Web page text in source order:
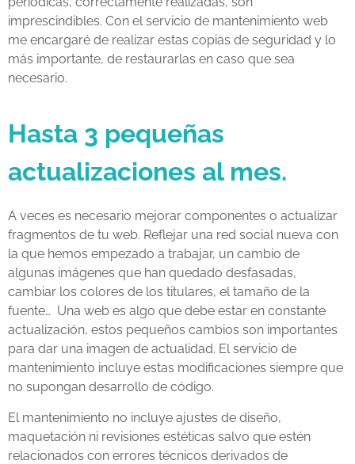
imprescindibles. Con el servicio de mantenimiento web
me encargaré de realizar estas copias de seguridad y lo
más importante, de restaurarlas en caso que sea
necesario.
Hasta 3 pequeñas
actualizaciones al mes.
A veces es necesario mejorar componentes o actualizar
fragmentos de tu web. Reflejar una red social nueva con
la que hemos empezado a trabajar, un cambio de
algunas imágenes que han quedado desfasadas,
cambiar los colores de los titulares, el tamaño de la
fuente… Una web es algo que debe estar en constante
actualización, estos pequeños cambios son importantes
para dar una imagen de actualidad. El servicio de
mantenimiento incluye estas modificaciones siempre que
no supongan desarrollo de código.
El mantenimiento no incluye ajustes de diseño,
maquetación ni revisiones estéticas salvo que estén
relacionados con errores técnicos derivados de